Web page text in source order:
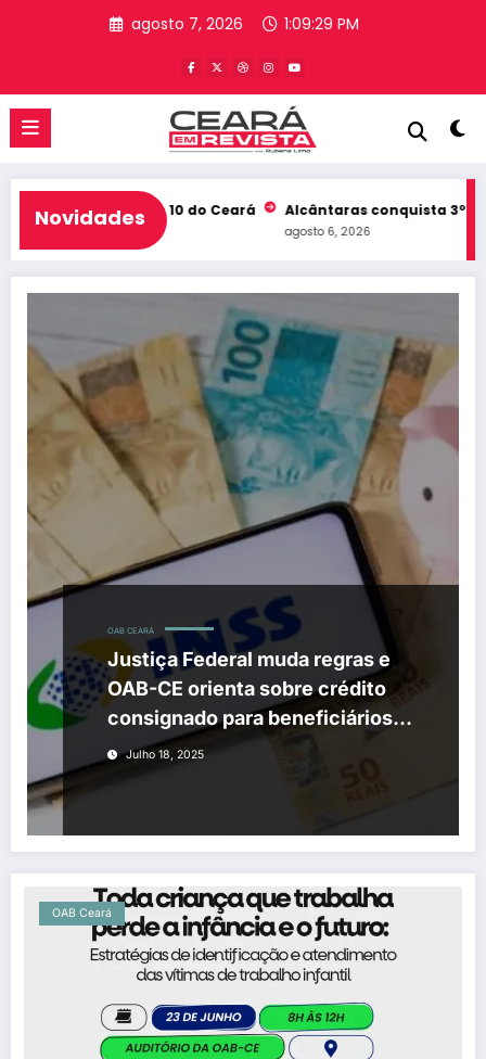
agosto 7, 2026 1:09:29 PM
Novidades
entra no Top 10 do Ceará Alcântaras conquista 3º lugar
agosto 6, 2026
OAB CEARÁ
Justiça Federal muda regras e
OAB-CE orienta sobre crédito
consignado para beneficiários
do INSS
Julho 18, 2025
OAB Ceará